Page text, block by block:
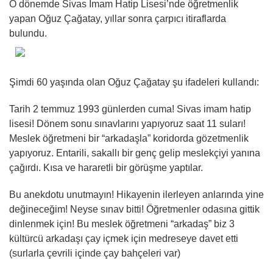
O dönemde Sivas İmam Hatip Lisesi’nde öğretmenlik
yapan Oğuz Çağatay, yıllar sonra çarpıcı itiraflarda
bulundu.
Şimdi 60 yaşında olan Oğuz Çağatay şu ifadeleri kullandı:
Tarih 2 temmuz 1993 günlerden cuma! Sivas imam hatip
lisesi! Dönem sonu sınavlarını yapıyoruz saat 11 suları!
Meslek öğretmeni bir “arkadaşla” koridorda gözetmenlik
yapıyoruz. Entarili, sakallı bir genç gelip meslekçiyi yanına
çağırdı. Kısa ve hararetli bir görüşme yaptılar.
Bu anekdotu unutmayın! Hikayenin ilerleyen anlarında yine
değineceğim! Neyse sınav bitti! Öğretmenler odasına gittik
dinlenmek için! Bu meslek öğretmeni “arkadaş” biz 3
kültürcü arkadaşı çay içmek için medreseye davet etti
(surlarla çevrili içinde çay bahçeleri var)